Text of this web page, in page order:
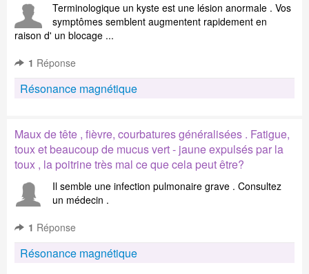
Terminologique un kyste est une lésion anormale . Vos
symptômes semblent augmentent rapidement en
raison d' un blocage ...
1 Réponse
Résonance magnétique
Maux de tête , fièvre, courbatures généralisées . Fatigue,
toux et beaucoup de mucus vert - jaune expulsés par la
toux , la poitrine très mal ce que cela peut être?
Il semble une infection pulmonaire grave . Consultez
un médecin .
1 Réponse
Résonance magnétique